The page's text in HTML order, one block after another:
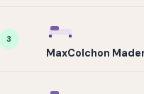
3
MaxColchon